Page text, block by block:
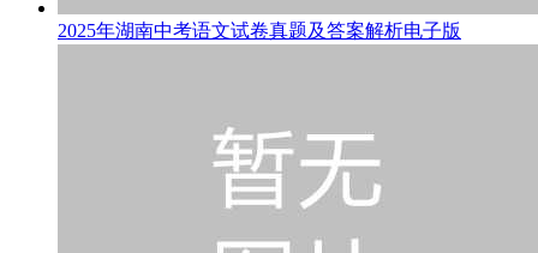
2025年湖南中考语文试卷真题及答案解析电子版